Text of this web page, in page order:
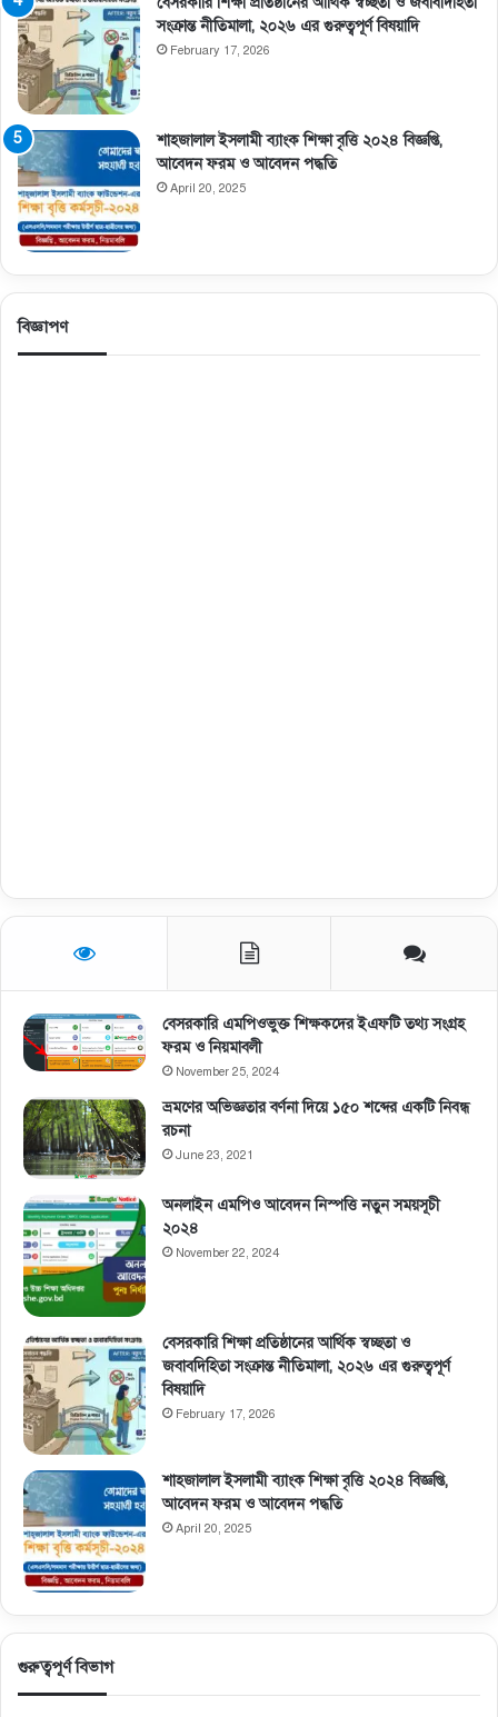
সংক্রান্ত নীতিমালা, ২০২৬ এর গুরুত্বপূর্ণ বিষয়াদি
February 17, 2026
শাহজালাল ইসলামী ব্যাংক শিক্ষা বৃত্তি ২০২৪ বিজ্ঞপ্তি,
আবেদন ফরম ও আবেদন পদ্ধতি
April 20, 2025
বিজ্ঞাপণ
বেসরকারি এমপিওভুক্ত শিক্ষকদের ইএফটি তথ্য সংগ্রহ
ফরম ও নিয়মাবলী
November 25, 2024
ভ্রমণের অভিজ্ঞতার বর্ণনা দিয়ে ১৫০ শব্দের একটি নিবন্ধ
রচনা
June 23, 2021
অনলাইন এমপিও আবেদন নিস্পত্তি নতুন সময়সূচী
২০২৪
November 22, 2024
বেসরকারি শিক্ষা প্রতিষ্ঠানের আর্থিক স্বচ্ছতা ও
জবাবদিহিতা সংক্রান্ত নীতিমালা, ২০২৬ এর গুরুত্বপূর্ণ
বিষয়াদি
February 17, 2026
শাহজালাল ইসলামী ব্যাংক শিক্ষা বৃত্তি ২০২৪ বিজ্ঞপ্তি,
আবেদন ফরম ও আবেদন পদ্ধতি
April 20, 2025
গুরুত্বপূর্ণ বিভাগ